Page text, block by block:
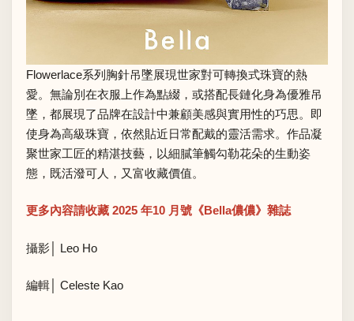
Flowerlace系列胸針吊墜展現世家對可轉換式珠寶的熱
愛。無論別在衣服上作為點綴，或搭配長鏈化身為優雅吊
墜，都展現了品牌在設計中兼顧美感與實用性的巧思。即
使身為高級珠寶，依然貼近日常配戴的靈活需求。作品凝
聚世家工匠的精湛技藝，以細膩筆觸勾勒花朵的生動姿
態，既活潑可人，又富收藏價值。
更多內容請收藏 2025 年10 月號《Bella儂儂》雜誌
攝影│ Leo Ho
編輯│ Celeste Kao